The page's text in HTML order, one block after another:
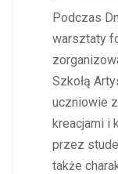
Podczas
warsztaty
Szkołą
uczniowie
kreacjami i
przez
także